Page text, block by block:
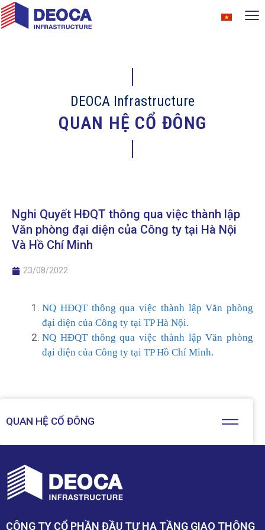
DEOCA Infrastructure
QUAN HỆ CỔ ĐÔNG
QUAN HỆ CỔ ĐÔNG
Nghi Quyết HĐQT thông qua việc thành lập
Văn phòng đại diện của Công ty tại Hà Nội
Và Hồ Chí Minh
23/08/2022
NQ HĐQT thông qua việc thành lập Văn phòng
đại diện của Công ty tại TP Hà Nội.
NQ HĐQT thông qua việc thành lập Văn phòng
đại diện của Công ty tại TP Hồ Chí Minh.
CÔNG TY CỔ PHẦN ĐẦU TƯ HẠ TẦNG GIAO THÔNG